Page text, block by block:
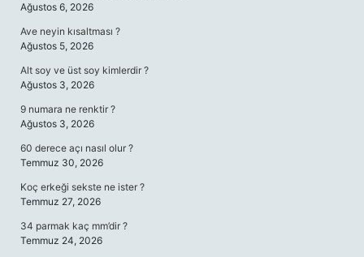
Ağustos 6, 2026
Ave neyin kısaltması ?
Ağustos 5, 2026
Alt soy ve üst soy kimlerdir ?
Ağustos 3, 2026
9 numara ne renktir ?
Ağustos 3, 2026
60 derece açı nasıl olur ?
Temmuz 30, 2026
Koç erkeği sekste ne ister ?
Temmuz 27, 2026
34 parmak kaç mm’dir ?
Temmuz 24, 2026